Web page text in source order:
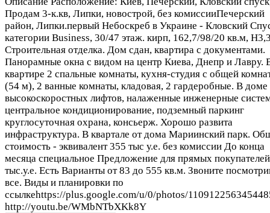
Продам 3-к.кв, Липки, новострой, без комиссииПечерский
район, Липки.первый Небоскреб в Украине - Кловский
категории Business, 30/47 этаж. кирп, 162,7/98/20 кв.м,
Строительная отделка. Дом сдан, квартира с документами.
Панорамные окна с видом на центр Киева, Днепр и Лавру.
квартире 2 спальные комнаты, кухня-студия с общей
(54 м), 2 ванные комнаты, кладовая, 2 гардеробные. В доме
высокоскоростных лифтов, налаженные инженерные
центральное кондиционирование, подземный паркинг
круглосуточная охрана, консьерж. Хорошо развита
инфраструктура. В квартале от дома Мариинский парк.
стоимость - эквивалент 355 тыс у.е. без комиссии До конца
месяца специальное Предложение для прямых
тыс.у.е. Есть Варианты от 83 до 555 кв.м. Звоните
все. Виды и планировки по
ссылкеhttps://plus.google.com/u/0/photos/
http://youtu.be/WMbNTbXKk8Y